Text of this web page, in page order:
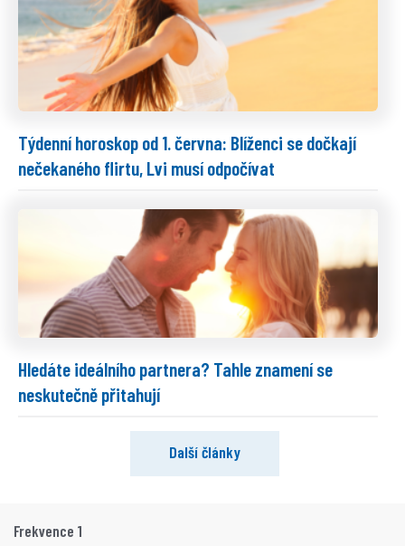
Týdenní horoskop od 1. června: Blíženci se dočkají
nečekaného flirtu, Lvi musí odpočívat
Hledáte ideálního partnera? Tahle znamení se
neskutečně přitahují
Další články
Frekvence 1